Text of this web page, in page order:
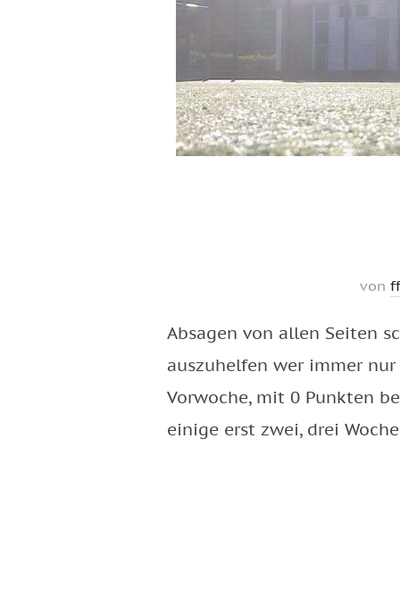
von
Absagen von allen Seiten
auszuhelfen wer immer
Vorwoche, mit 0 Punkten
einige erst zwei, drei